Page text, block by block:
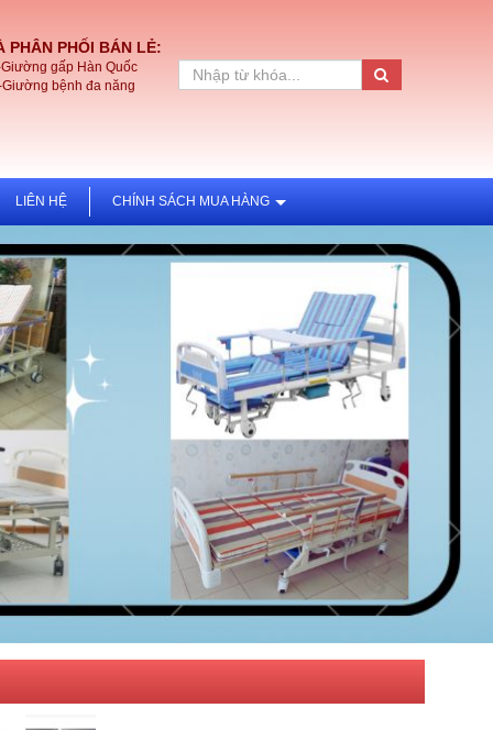
PHÂN PHỐI BÁN LẺ:
gấp Hàn Quốc
Giường bệnh đa năng
LIÊN HỆ CHÍNH SÁCH MUA HÀNG